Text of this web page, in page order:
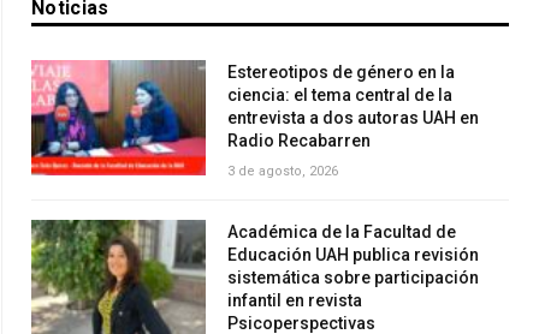
Noticias
Estereotipos de género en la
ciencia: el tema central de la
entrevista a dos autoras UAH en
Radio Recabarren
3 de agosto, 2026
Académica de la Facultad de
Educación UAH publica revisión
sistemática sobre participación
infantil en revista
Psicoperspectivas